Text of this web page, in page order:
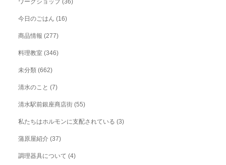
ワークショップ(36)
今日のごはん (16)
商品情報 (277)
料理教室 (346)
未分類 (662)
清水のこと (7)
清水駅前銀座商店街 (55)
私たちはホルモンに支配されている (3)
蒲原屋紹介 (37)
調理器具について (4)